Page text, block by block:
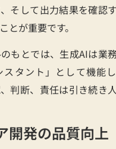
そして出力結果を確認
とが重要です。
もとでは、生成AIは業
スタント」として機能
判断、責任は引き続き
開発の品質向上